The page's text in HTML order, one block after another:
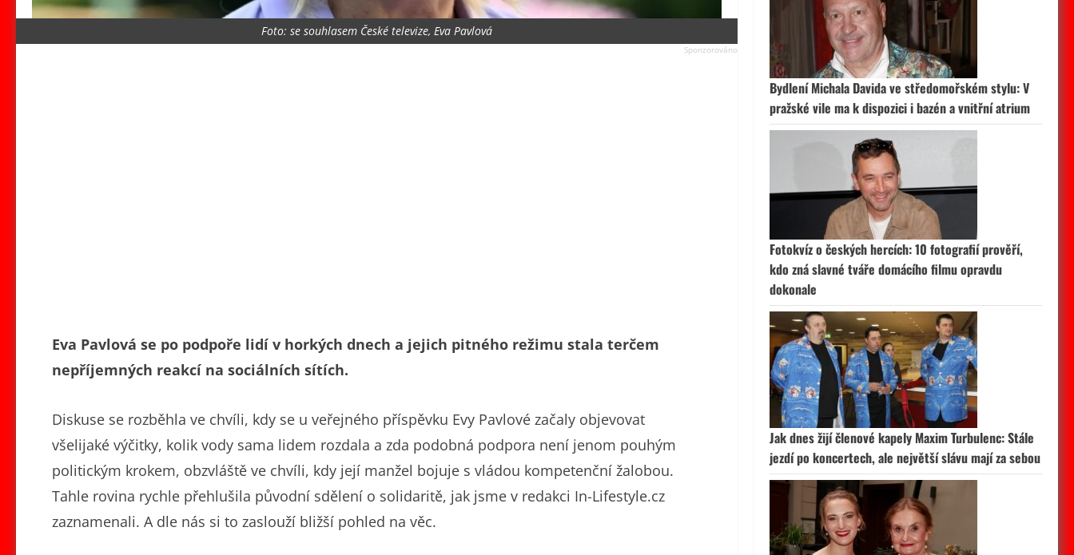
Foto: se souhlasem České televize, Eva Pavlová
Eva Pavlová se po podpoře lidí v horkých dnech a jejich pitného režimu stala terčem
nepříjemných reakcí na sociálních sítích.
Diskuse se rozběhla ve chvíli, kdy se u veřejného příspěvku Evy Pavlové začaly objevovat
všelijaké výčitky, kolik vody sama lidem rozdala a zda podobná podpora není jenom pouhým
politickým krokem, obzvláště ve chvíli, kdy její manžel bojuje s vládou kompetenční žalobou.
Tahle rovina rychle přehlušila původní sdělení o solidaritě, jak jsme v redakci In-Lifestyle.cz
zaznamenali. A dle nás si to zaslouží bližší pohled na věc.
Bydlení Michala Davida ve středomořském stylu: V
pražské vile ma k dispozici i bazén a vnitřní atrium
Fotokvíz o českých hercích: 10 fotografií prověří,
kdo zná slavné tváře domácího filmu opravdu
dokonale
Jak dnes žijí členové kapely Maxim Turbulenc: Stále
jezdí po koncertech, ale největší slávu mají za sebou